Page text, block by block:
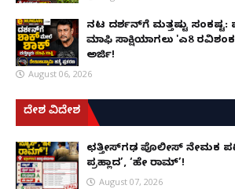
ನಟ ದರ್ಶನ್‌ಗೆ ಮತ್ತಷ್ಟು ಸಂಕಷ್ಟ:
ಮಾಫಿ ಸಾಕ್ಷಿಯಾಗಲು 'ಎ8
ಅರ್ಜಿ!
August 06, 2026
ದೇಶ ವಿದೇಶ
ಛತ್ತೀಸ್‌ಗಢ ಪೊಲೀಸ್ ನೇಮಕ
ಪ್ರಹ್ಲಾದ’, ‘ಹೇ ರಾಮ್’!
August 07, 2026